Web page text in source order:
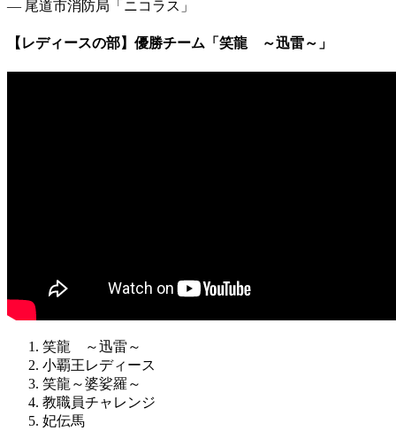
― 尾道市消防局「ニコラス」
【レディースの部】優勝チーム「笑龍 ～迅雷～」
笑龍 ～迅雷～
小覇王レディース
笑龍～婆娑羅～
教職員チャレンジ
妃伝馬